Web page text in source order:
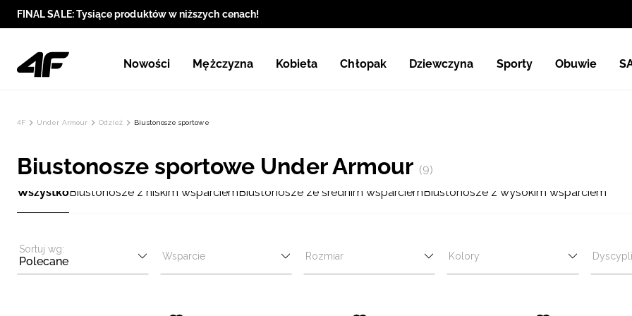
FINAL SALE: Tysiące produktów w niższych cenach!
Nowości Mężczyzna Kobieta Chłopak Dziewczyna Sporty Obuwie
4F Under Armour Odzież Biustonosze sportowe
Biustonosze sportowe Under Armour (9)
WszystkoBiustonosze z niskim wsparciemBiustonosze ze średnim wsparciemBiustonosze z wysokim wsparciem
Sortuj wg:
Polecane Wsparcie Rozmiar Kolory